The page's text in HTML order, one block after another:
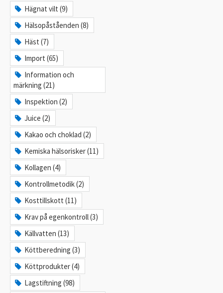
Hägnat vilt (9)
Hälsopåståenden (8)
Häst (7)
Import (65)
Information och
märkning (21)
Inspektion (2)
Juice (2)
Kakao och choklad (2)
Kemiska hälsorisker (11)
Kollagen (4)
Kontrollmetodik (2)
Kosttillskott (11)
Krav på egenkontroll (3)
Källvatten (13)
Köttberedning (3)
Köttprodukter (4)
Lagstiftning (98)